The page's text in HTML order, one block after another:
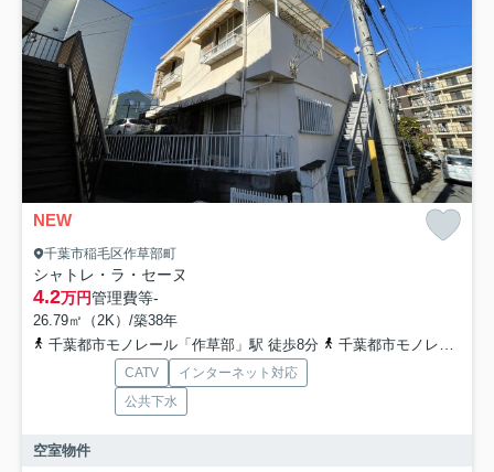
NEW
千葉市稲毛区作草部町
シャトレ・ラ・セーヌ
4.2万円管理費等-
26.79㎡（2K）/築38年
千葉都市モノレール「作草部」駅 徒歩8分
千葉都市モノレール「千葉公園」駅 徒歩14分
CATV
インターネット対応
公共下水
空室物件